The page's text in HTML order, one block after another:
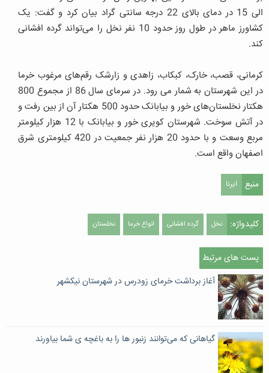
الی 15 در دمای بالای 22 درجه سانتی‌ گراد بیان کرد و گفت: یک
کشاورز ماهر در طول روز حدود 10 نفر نخل را می‌تواند گرده افشانی
کند.
کرمانی، قصب، خارک، کبکاب، زاهدی و زارشک رقم‌های مرغوب خرما
در این شهرستان به شمار می رود. در سرمای سال 86 از مجموع 800
هکتار نخلستان‌های خور و بیابانک حدود 500 هکتار آن از بین رفت و
در آتش سوخت. شهرستان کویری خور و بیابانک با 12 هزار کیلومتر
مربع وسعت و با حدود 20 هزار نفر جمعیت در 420 کیلومتری شرق
اصفهان واقع است.
منبع ایرنا
کلیدواژه: نخل گرده افشانی انواع خرما نخلستان
پست های مرتبط
آغاز برداشت خرمای زودرس‌ در شهرستان نیکشهر
گیاهانی که می‌توانند زنبور ها را به باغچه ی شما بیاورند